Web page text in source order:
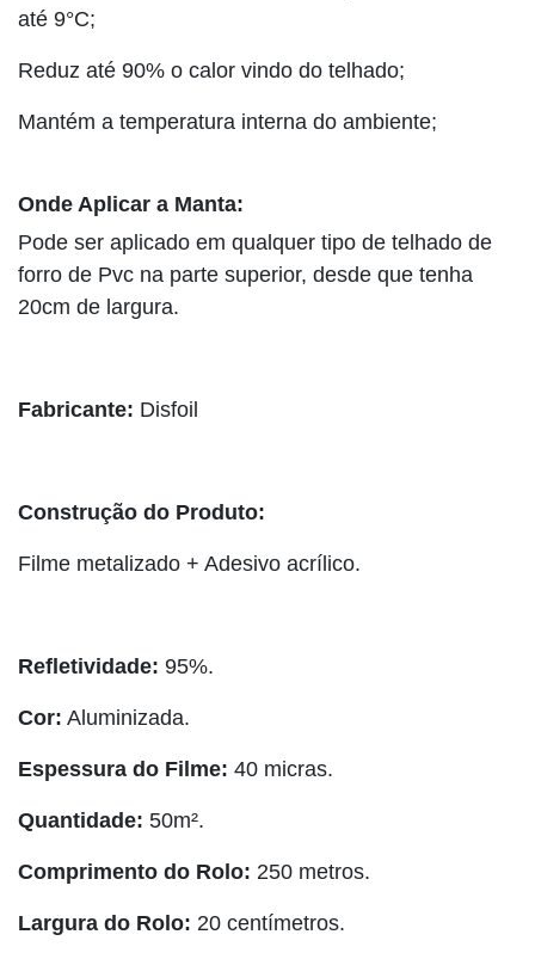
até 9°C;
Reduz até 90% o calor vindo do telhado;
Mantém a temperatura interna do ambiente;
Onde Aplicar a Manta:
Pode ser aplicado em qualquer tipo de telhado de
forro de Pvc na parte superior, desde que tenha
20cm de largura.
Fabricante: Disfoil
Construção do Produto:
Filme metalizado + Adesivo acrílico.
Refletividade: 95%.
Cor: Aluminizada.
Espessura do Filme: 40 micras.
Quantidade: 50m².
Comprimento do Rolo: 250 metros.
Largura do Rolo: 20 centímetros.